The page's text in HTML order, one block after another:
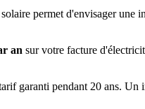
permet d'envisager une
an sur votre facture
garanti pendant 20 ans. Un